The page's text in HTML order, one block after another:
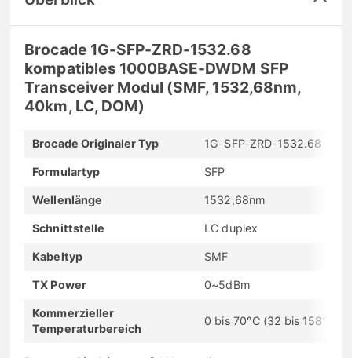
Brocade 1G-SFP-ZRD-1532.68
kompatibles 1000BASE-DWDM SFP
Transceiver Modul (SMF, 1532,68nm,
40km, LC, DOM)
Brocade Originaler Typ 1G-SFP-ZRD-1532.68
Formulartyp SFP
Wellenlänge 1532,68nm
Schnittstelle LC duplex
Kabeltyp SMF
TX Power 0~5dBm
Kommerzieller
Temperaturbereich
0 bis 70°C (32 bis 158°F)